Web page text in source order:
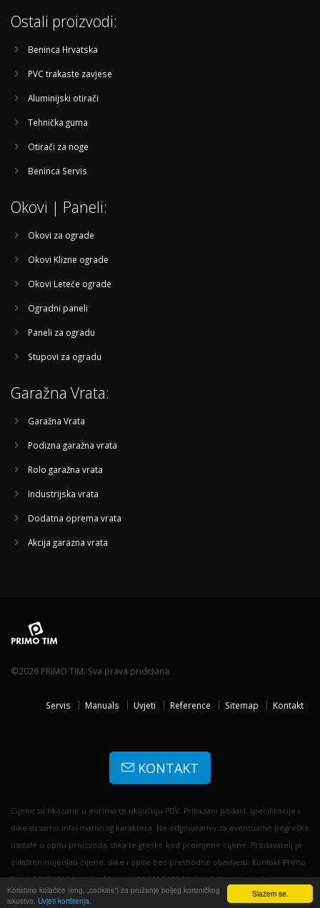
Slažem se.
Koristimo kolačiće (eng. „cookies“) za pružanje boljeg korisničkog
iskustva. Uvjeti korištenja.
Ostali proizvodi:
Beninca Hrvatska
PVC trakaste zavjese
Aluminijski otirači
Tehnička guma
Otirači za noge
Beninca Servis
Okovi | Paneli:
Okovi za ograde
Okovi Klizne ograde
Okovi Leteće ograde
Ogradni paneli
Paneli za ogradu
Stupovi za ogradu
Garažna Vrata:
Garažna Vrata
Podizna garažna vrata
Rolo garažna vrata
Industrijska vrata
Dodatna oprema vrata
Akcija garazna vrata
©2026 PRIMO TIM. Sva prava pridržana.
Servis Manuals Uvjeti Reference Sitemap Kontakt
KONTAKT
Cijene su iskazane u eurima te uključuju PDV. Prikazani podaci, specifikacije i
slike su samo informativnog karaktera. Ne odgovaramo za eventualne pogreške
nastale u opisu proizvoda, slika te greške kod promjene cijene. Prodavatelj je
ovlašten mijenjati cijene, slike i opise bez prethodne obavijesti. Kontakt Primo
Tim | BENINCA Hrvatska: Mobitel: 01 3356 300 Mail: info@primotim.hr